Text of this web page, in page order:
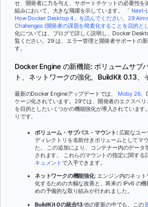
せ、開発者に力を与え、サポートチケットの必要性を
組みにおいて、大きな飛躍を示しています。 「 Next-
How Docker Desktop 4」を読んでください。29
Challenges (開発者の課題を簡素化することを目的と
化については、ブログで詳しく説明し、Docker
覧ください。29 は、エラー管理と開発者サポートの
す。
Docker Engine の新機能: ボリュームサブ
ト、ネットワークの強化、BuildKit 0.13、
最新のDocker Engineアップデートでは、 Moby 26、
ケージ化されています。29では、開発者のエクスペ
を目的としたいくつかの機能強化が導入されています
りです。
ボリューム・サブパス・マウント:広範なユー
ディレクトリを名前付きボリュームとしてマ
た。 この追加により、コンテナー内のデータ
されます。 これらのマウントの指定に関する
キュメントで入手できます。
ネットワークの機能強化: エンジン内のネッ
化するための大幅な改善と、将来の IPv6 の
めの予備的な取り組みが行われました。
BuildKit 0の統合13:他の更新の中でも、この